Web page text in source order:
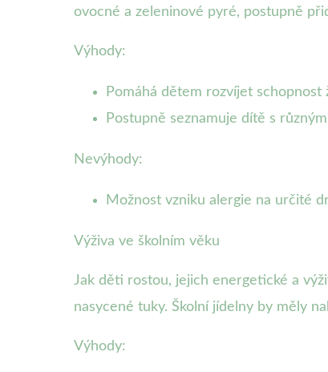
ovocné a zeleninové pyré, postupně
Výhody:
Pomáhá dětem rozvíjet schopnost
Postupně seznamuje dítě s
Nevýhody:
Možnost vzniku alergie na určité
Výživa ve školním věku
Jak děti rostou, jejich energetické a
nasycené tuky. Školní jídelny by měly
Výhody: